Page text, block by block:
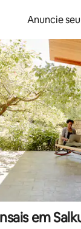
Anuncie
em